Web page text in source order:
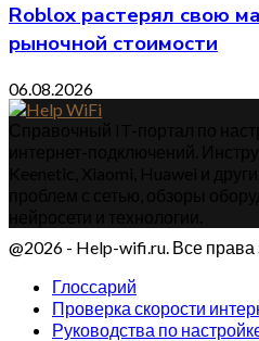
Roblox растерял свою
рыночной стоимости
06.08.2026
@2026 - Help-wifi.ru. Все
Глоссарий
Проверка скорости
Руководства по